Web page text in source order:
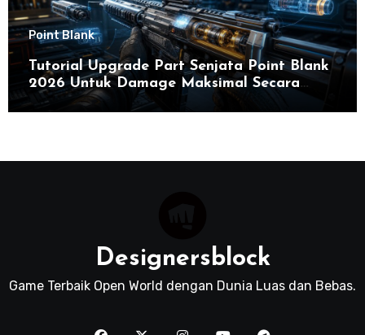
Point Blank
Tutorial Upgrade Part Senjata Point Blank
2026 Untuk Damage Maksimal Secara
Efektif
Designersblock
Game Terbaik Open World dengan Dunia Luas dan Bebas.